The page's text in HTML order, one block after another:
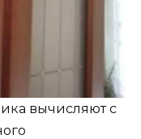
вычисляют с